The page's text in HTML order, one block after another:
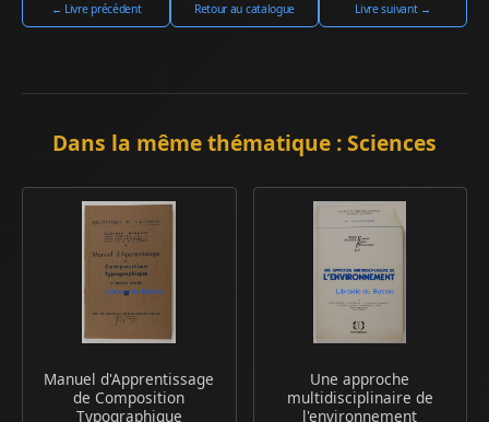
← Livre précédent Retour au catalogue Livre suivant →
Dans la même thématique : Sciences
Manuel d'Apprentissage
de Composition
Typographique
Une approche
multidisciplinaire de
l'environnement